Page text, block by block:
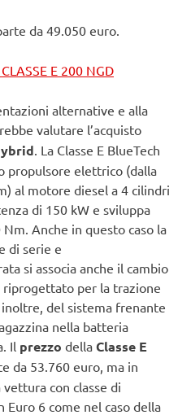
da 49.050 euro.
E 200 NGD
alternative e alla
valutare l’acquisto
. La Classe E BlueTech
propulsore elettrico (dalla
al motore diesel a 4 cilindri
di 150 kW e sviluppa
Anche in questo caso la
di serie e
si associa anche il cambio
riprogettato per la trazione
del sistema frenante
nella batteria
Il prezzo della Classe E
da 53.760 euro, ma in
con classe di
Euro 6 come nel caso della